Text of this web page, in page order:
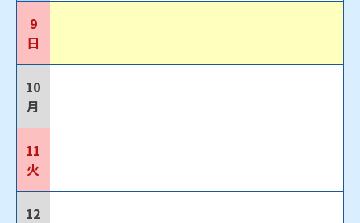
9
日
10
月
11
火
12